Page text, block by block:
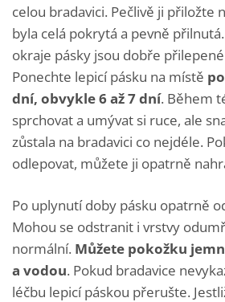
celou bradavici. Pečlivě ji přiložte
byla celá pokrytá a pevně
okraje pásky jsou dobře
Ponechte lepicí pásku na místě
dní, obvykle 6 až 7 dní. Během
sprchovat a umývat si ruce, ale
zůstala na bradavici co nejdéle.
odlepovat, můžete ji opatrně
Po uplynutí doby pásku opatrně
Mohou se odstranit i vrstvy
normální. Můžete pokožku
a vodou. Pokud bradavice
léčbu lepicí páskou přerušte.